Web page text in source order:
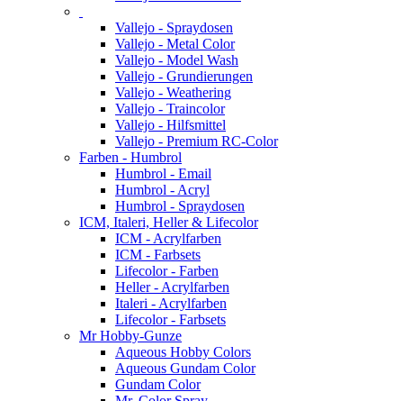
Vallejo - Spraydosen
Vallejo - Metal Color
Vallejo - Model Wash
Vallejo - Grundierungen
Vallejo - Weathering
Vallejo - Traincolor
Vallejo - Hilfsmittel
Vallejo - Premium RC-Color
Farben - Humbrol
Humbrol - Email
Humbrol - Acryl
Humbrol - Spraydosen
ICM, Italeri, Heller & Lifecolor
ICM - Acrylfarben
ICM - Farbsets
Lifecolor - Farben
Heller - Acrylfarben
Italeri - Acrylfarben
Lifecolor - Farbsets
Mr Hobby-Gunze
Aqueous Hobby Colors
Aqueous Gundam Color
Gundam Color